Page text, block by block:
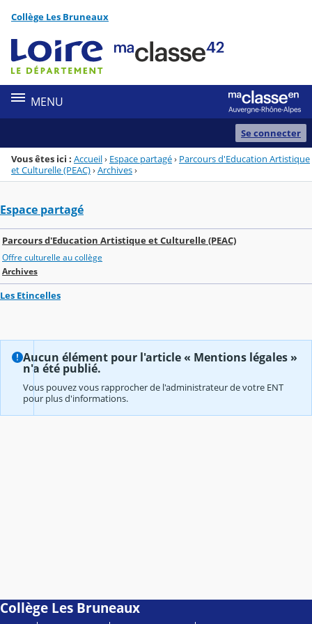
Menu de la rubrique
Contenu
Collège Les Bruneaux
MENU
Se connecter
Vous êtes ici : Accueil› Espace partagé› Parcours d'Education Artistique
et Culturelle (PEAC)›Archives›
Espace partagé
Parcours d'Education Artistique et Culturelle (PEAC)
Offre culturelle au collège
Archives
Les Etincelles
Aucun élément pour l'article « Mentions légales »
n'a été publié.
Vous pouvez vous rapprocher de l'administrateur de votre ENT
pour plus d'informations.
Collège Les Bruneaux